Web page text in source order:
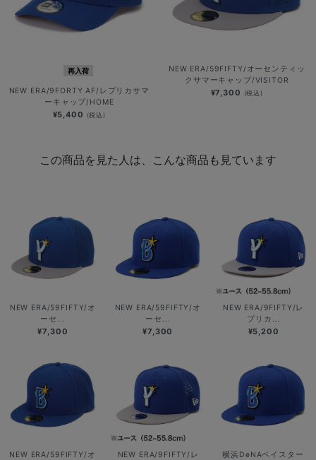
再入荷
NEW ERA/9FORTY AF/レプリカサマ
ーキャップ/HOME
¥5,400 (税込)
NEW ERA/59FIFTY/オーセンティッ
クサマーキャップ/VISITOR
¥7,300 (税込)
この商品を見た人は、こんな商品も見ています
NEW ERA/59FIFTY/オ
ーセ...
¥7,300
NEW ERA/59FIFTY/オ
ーセ...
¥7,300
NEW ERA/9FIFTY/レ
プリカ...
¥5,200
NEW ERA/59FIFTY/オ
NEW ERA/9FIFTY/レ
横浜DeNAベイスター